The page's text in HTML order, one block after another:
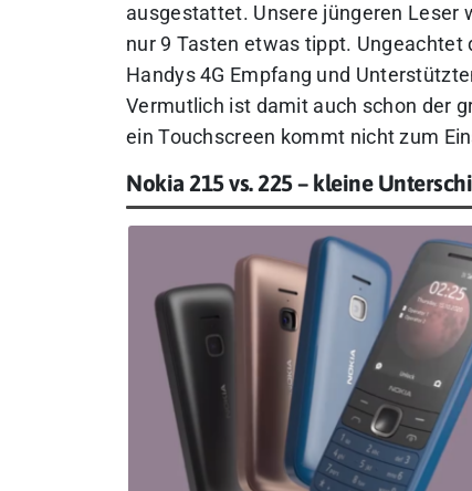
ausgestattet. Unsere jüngeren Leser
nur 9 Tasten etwas tippt.
Handys 4G Empfang und
Vermutlich ist damit auch schon der
ein Touchscreen kommt nicht zum
Nokia 215 vs. 225 – kleine